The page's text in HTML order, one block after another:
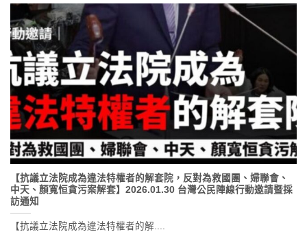
【抗議立法院成為違法特權者的解套院，反對為救國團、婦聯會、
中天、顏寬恒貪污案解套】2026.01.30 台灣公民陣線行動邀請暨採
訪通知
【抗議立法院成為違法特權者的解....